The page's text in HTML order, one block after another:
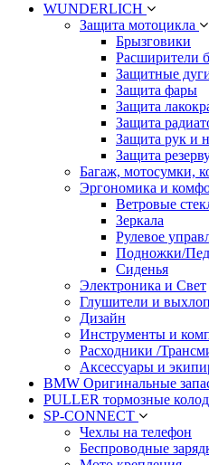
WUNDERLICH
Защита мотоцикла
Брызговики
Расширители
Защитные
Защита фары
Защита
Защита
Защита рук и
Защита
Багаж, мотосумки,
Эргономика и
Ветровые
Зеркала
Рулевое
Подножки/
Сиденья
Электроника и Свет
Глушители и
Дизайн
Инструменты и
Расходники /
Аксессуары и
BMW Оригинальные
PULLER тормозные
SP-CONNECT
Чехлы на телефон
Беспроводные